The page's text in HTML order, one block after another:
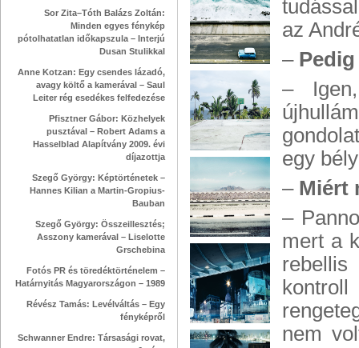
Sor Zita–Tóth Balázs Zoltán:
Minden egyes fénykép
pótolhatatlan időkapszula – Interjú
Dusan Stulikkal
Anne Kotzan: Egy csendes lázadó,
avagy költő a kamerával – Saul
Leiter rég esedékes felfedezése
Pfisztner Gábor: Közhelyek
pusztával – Robert Adams a
Hasselblad Alapítvány 2009. évi
díjazottja
Szegő György: Képtörténetek –
Hannes Kilian a Martin-Gropius-
Bauban
Szegő György: Összeillesztés;
Asszony kamerával – Liselotte
Grschebina
Fotós PR és töredéktörténelem –
Határnyitás Magyarországon – 1989
Révész Tamás: Levélváltás – Egy
fényképről
Schwanner Endre: Társasági rovat,
az
–
–
egy
– Miért
–
mert a
nem